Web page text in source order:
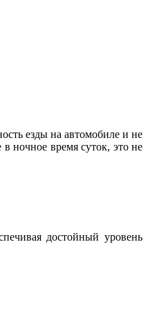
езды на автомобиле и не
ночное время суток, это не
достойный уровень